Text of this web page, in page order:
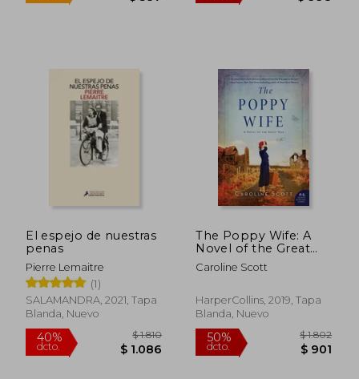
15%
dcto.
45%
dcto.
El espejo de nuestras
penas
Pierre Lemaitre
(1)
SALAMANDRA, 2021, Tapa
Blanda, Nuevo
The Poppy Wife: A
Novel of the Great
war (en Inglés)
Caroline Scott
HarperCollins, 2019, Tapa
Blanda, Nuevo